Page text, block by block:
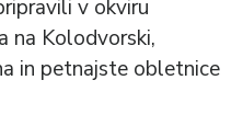
v okviru
na Kolodvorski,
in petnajste obletnice